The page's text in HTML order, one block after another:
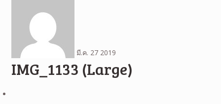
มี.ค. 27 2019
IMG_1133 (Large)